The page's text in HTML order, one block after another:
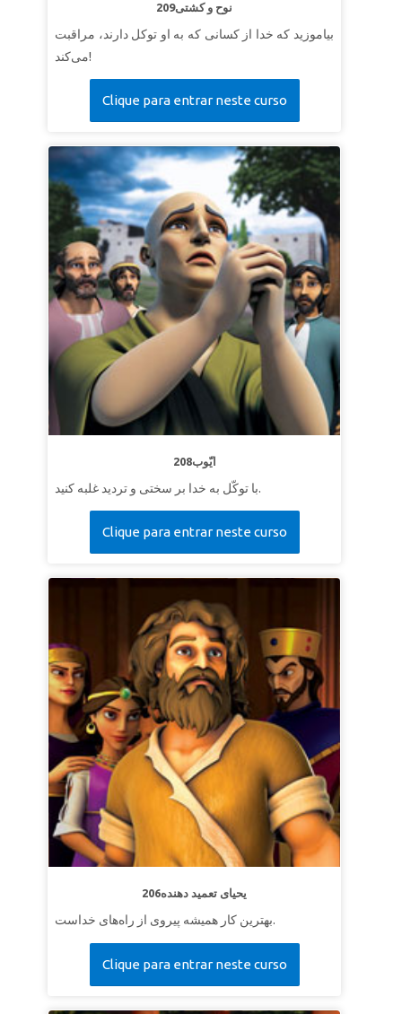
209نوح و کشتی
بیاموزید که خدا از کسانی که به او توکل دارند، مراقبت
می‌کند!
Clique para entrar neste curso
208ایّوب
با توکّل به خدا بر سختی و تردید غلبه کنید.
Clique para entrar neste curso
206یحیای تعمید دهنده
بهترین کار همیشه پیروی از راه‌های خداست.
Clique para entrar neste curso